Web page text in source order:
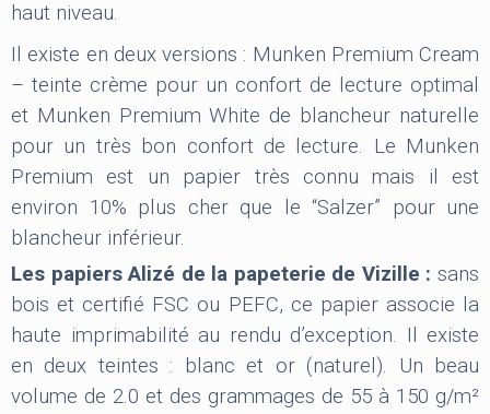
haut niveau.
Il existe en deux versions : Munken Premium Cream
– teinte crème pour un confort de lecture optimal
et Munken Premium White de blancheur naturelle
pour un très bon confort de lecture. Le Munken
Premium est un papier très connu mais il est
environ 10% plus cher que le “Salzer” pour une
blancheur inférieur.
Les papiers Alizé de la papeterie de Vizille : sans
bois et certifié FSC ou PEFC, ce papier associe la
haute imprimabilité au rendu d’exception. Il existe
en deux teintes : blanc et or (naturel). Un beau
volume de 2.0 et des grammages de 55 à 150 g/m²